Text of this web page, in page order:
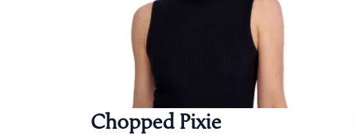
Chopped Pixie